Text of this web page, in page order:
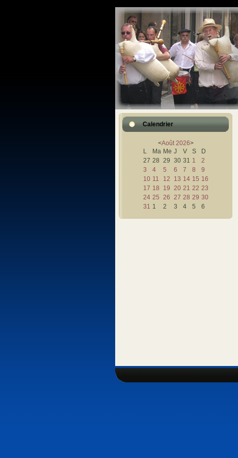
Calendrier
<Août 2026>
L
Ma Me J V S
D
27 28 29 30 31 1
2
3
4 5 6 7 8
9
10 11 12 13 14 15 16
17 18 19 20 21 22 23
24 25 26 27 28 29 30
31 1 2 3 4 5 6